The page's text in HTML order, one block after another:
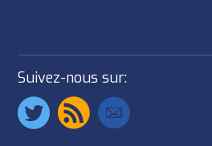
Suivez-nous sur: